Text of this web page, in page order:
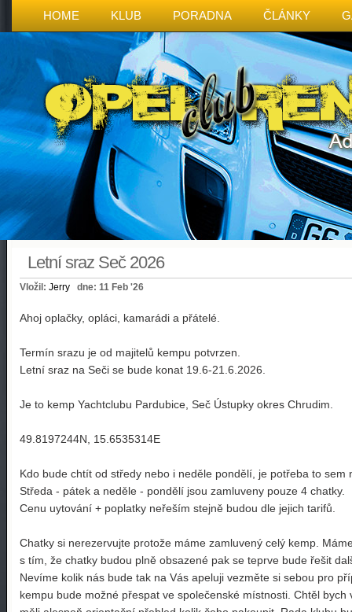
HOME KLUB PORADNA ČLÁNKY
Letní sraz Seč 2026
Vložil: Jerry dne: 11 Feb '26
Ahoj oplačky, opláci, kamarádi a přátelé.
Termín srazu je od majitelů kempu potvrzen.
Letní sraz na Seči se bude konat 19.6-21.6.2026.
Je to kemp Yachtclubu Pardubice, Seč Ústupky okres Chrudim.
49.8197244N, 15.6535314E
Kdo bude chtít od středy nebo i neděle pondělí, je potřeba to sem
Středa - pátek a neděle - pondělí jsou zamluveny pouze 4 chatky.
Cenu uytování + poplatky neřeším stejně budou dle jejich tarifů.
Chatky si nerezervujte protože máme zamluvený celý kemp.
s tím, že chatky budou plně obsazené pak se teprve bude řešit
Nevíme kolik nás bude tak na Vás apeluji vezměte si sebou pro
kempu bude možné přespat ve společenské místnosti. Chtěl